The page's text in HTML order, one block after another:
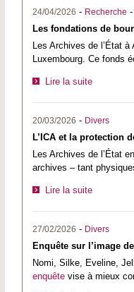
24/04/2026 - Recherche -
Les fondations de
Les Archives de l’État
Luxembourg. Ce fonds
Lire la suite
20/03/2026 - Divers
L’ICA et la protection
Les Archives de l’État
archives – tant
Lire la suite
27/02/2026 - Divers
Enquête sur l’image
Nomi, Silke, Eveline,
enquêtevise à mieux